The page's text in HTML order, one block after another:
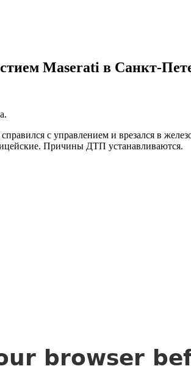
Maserati в Санкт-
с управлением и врезался в
Причины ДТП устанавливаются.